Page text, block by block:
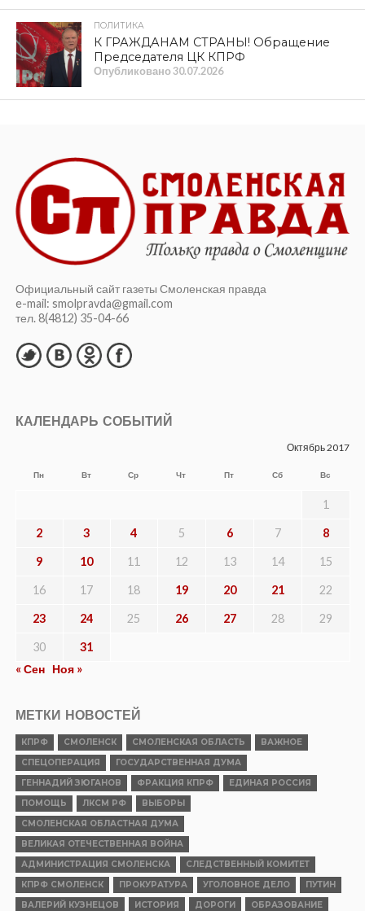
ПОЛИТИКА
К ГРАЖДАНАМ СТРАНЫ! Обращение
Председателя ЦК КПРФ
Опубликовано30.07.2026
Официальный сайт газеты Смоленская правда
e-mail: smolpravda@gmail.com
тел. 8(4812) 35-04-66
КАЛЕНДАРЬ СОБЫТИЙ
Октябрь 2017
Пн Вт Ср Чт Пт Сб Вс
1
2 3 4 5 6 7 8
9 10 11 12 13 14 15
16 17 18 19 20 21 22
23 24 25 26 27 28 29
30
31
« Сен
Ноя »
МЕТКИ НОВОСТЕЙ
КПРФ СМОЛЕНСК СМОЛЕНСКАЯ ОБЛАСТЬ
ВАЖНОЕ
СПЕЦОПЕРАЦИЯ
ГОСУДАРСТВЕННАЯ ДУМА
ГЕННАДИЙ ЗЮГАНОВ
ФРАКЦИЯ КПРФ
ЕДИНАЯ РОССИЯ
ПОМОЩЬ
ЛКСМ РФ
ВЫБОРЫ
СМОЛЕНСКАЯ ОБЛАСТНАЯ ДУМА
ВЕЛИКАЯ ОТЕЧЕСТВЕННАЯ ВОЙНА
АДМИНИСТРАЦИЯ СМОЛЕНСКА
СЛЕДСТВЕННЫЙ КОМИТЕТ
КПРФ СМОЛЕНСК
ПРОКУРАТУРА УГОЛОВНОЕ ДЕЛО
ПУТИН
ВАЛЕРИЙ КУЗНЕЦОВ
ИСТОРИЯ ДОРОГИ ОБРАЗОВАНИЕ